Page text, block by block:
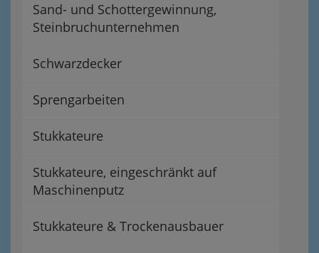
Sand- und Schottergewinnung,
Steinbruchunternehmen
Schwarzdecker
Sprengarbeiten
Stukkateure
Stukkateure, eingeschränkt auf
Maschinenputz
Stukkateure & Trockenausbauer